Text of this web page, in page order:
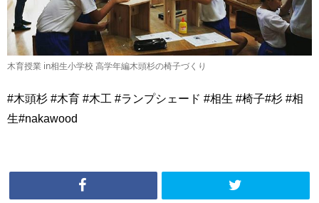
木育授業 in相生小学校 高学年編木頭杉の椅子づくり
#木頭杉 #木育 #木工 #ランプシェード #相生 #椅子#杉 #相
生#nakawood